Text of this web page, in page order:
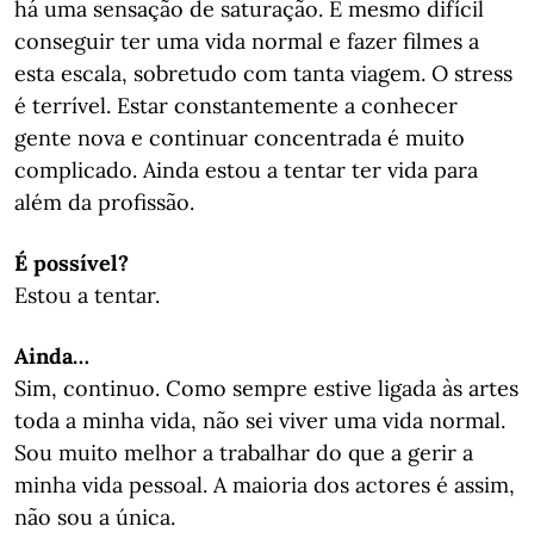
há uma sensação de saturação. É mesmo difícil
conseguir ter uma vida normal e fazer filmes a
esta escala, sobretudo com tanta viagem. O stress
é terrível. Estar constantemente a conhecer
gente nova e continuar concentrada é muito
complicado. Ainda estou a tentar ter vida para
além da profissão.
É possível?
Estou a tentar.
Ainda…
Sim, continuo. Como sempre estive ligada às artes
toda a minha vida, não sei viver uma vida normal.
Sou muito melhor a trabalhar do que a gerir a
minha vida pessoal. A maioria dos actores é assim,
não sou a única.